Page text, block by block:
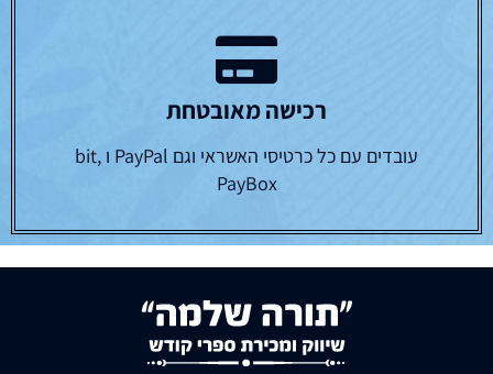
רכישה מאובטחת
עובדים עם כל כרטיסי האשראי וגם PayPal ו bit,
PayBox